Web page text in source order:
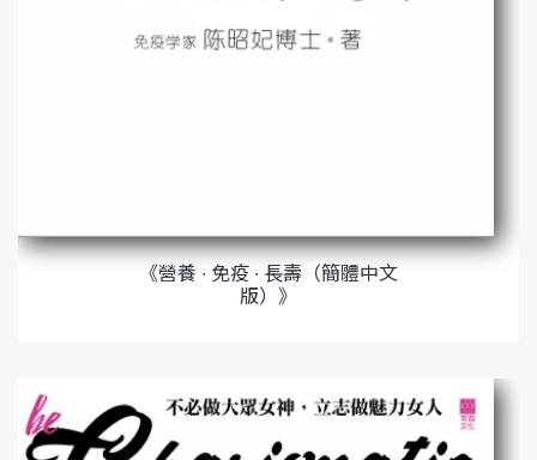
《營養 ∙ 免疫 ∙ 長壽（簡體中文
版）》